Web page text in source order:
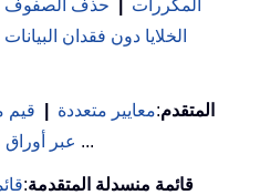
المكررات
حذف الصفوف
الخلايا دون فقدان البيانات
بحث VLookup المتقدم:معايير متعددة قيم
عبر أوراق ...
قائمة منسدلة المتقدمة: